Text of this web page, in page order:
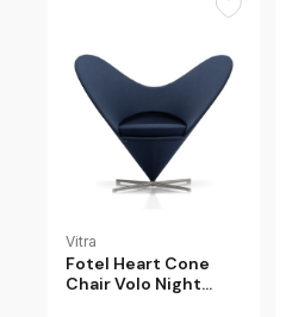
Vitra
Fotel Heart Cone
Chair Volo Night